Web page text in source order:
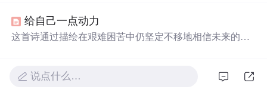
给自己一点动力
这首诗通过描绘在艰难困苦中仍坚定不移地相信未来的情
说点什么…